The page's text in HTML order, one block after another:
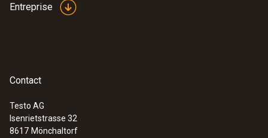
Entreprise
Contact
Testo AG
Isenrietstrasse 32
8617 Mönchaltorf